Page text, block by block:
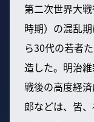
第二次世界大
時期）の混乱
ら30代の若者
造した。明治維
戦後の高度経
郎などは、皆